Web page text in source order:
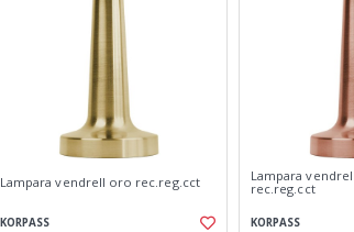
Lampara vendrell oro rec.reg.cct
KORPASS
Lampara
rec.reg.cct
KORPASS